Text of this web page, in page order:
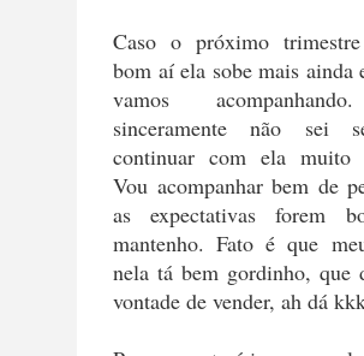
Caso o próximo
bom aí ela sobe mais ainda
vamos
sinceramente não sei
continuar com ela muito
Vou acompanhar bem de
as expectativas forem
mantenho. Fato é que
nela tá bem gordinho, que
vontade de vender, ah dá